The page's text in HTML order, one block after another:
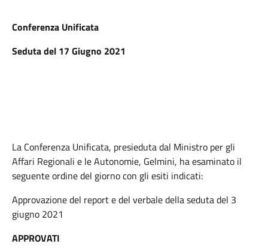
Conferenza Unificata
Seduta del 17 Giugno 2021
La Conferenza Unificata, presieduta dal Ministro per gli
Affari Regionali e le Autonomie, Gelmini, ha esaminato il
seguente ordine del giorno con gli esiti indicati:
Approvazione del report e del verbale della seduta del 3
giugno 2021
APPROVATI